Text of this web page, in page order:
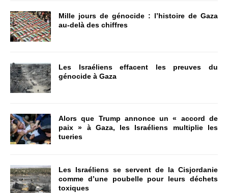
Mille jours de génocide : l’histoire de Gaza
au-delà des chiffres
Les Israéliens effacent les preuves du
génocide à Gaza
Alors que Trump annonce un « accord de
paix » à Gaza, les Israéliens multiplie les
tueries
Les Israéliens se servent de la Cisjordanie
comme d’une poubelle pour leurs déchets
toxiques